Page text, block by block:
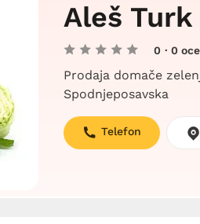
Aleš
0 · 0
Prodaja domače
Spodnjeposavska
Telefon